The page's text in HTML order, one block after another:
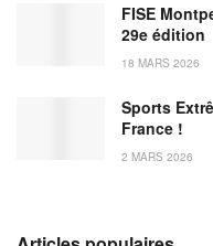
FISE
29e édition
18 MARS 2026
Sports
France !
2 MARS 2026